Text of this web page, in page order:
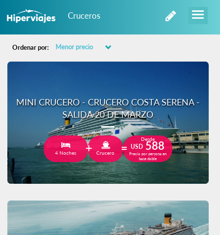
Cruceros
Ordenar por:
MINI CRUCERO - CRUCERO COSTA SERENA -
SALIDA 20 DE MARZO
4 Noches Crucero
Desde
USD 588
Precio por persona en
base doble